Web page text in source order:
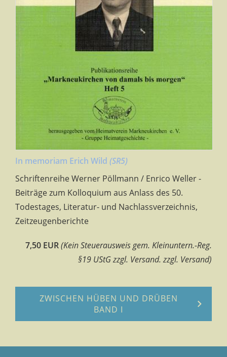
In memoriam Erich Wild (SR5)
Schriftenreihe Werner Pöllmann / Enrico Weller -
Beiträge zum Kolloquium aus Anlass des 50.
Todestages, Literatur- und Nachlassverzeichnis,
Zeitzeugenberichte
7,50 EUR(Kein Steuerausweis gem. Kleinuntern.-Reg.
§19 UStG zzgl. Versand. zzgl. Versand)
ZWISCHEN HÜBEN UND DRÜBEN
BAND I